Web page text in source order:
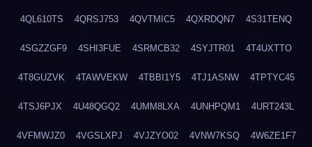
4QL610TS 4QRSJ753 4QVTMIC5 4QXRDQN7 4S31TENQ
4SGZZGF9 4SHI3FUE 4SRMCB32 4SYJTR01 4T4UXTTO
4T8GUZVK 4TAWVEKW 4TBBI1Y5 4TJ1ASNW 4TPTYC45
4TSJ6PJX 4U48QGQ2 4UMM8LXA 4UNHPQM1 4URT243L
4VFMWJZ0 4VGSLXPJ 4VJZYO02 4VNW7KSQ 4W6ZE1F7